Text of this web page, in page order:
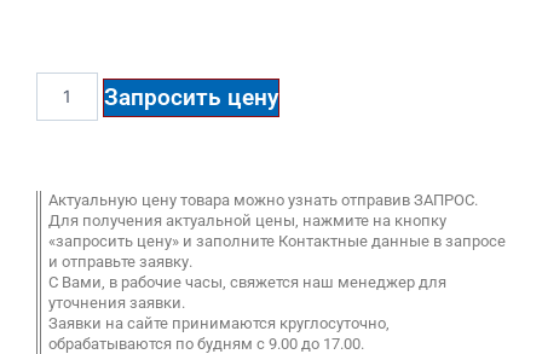
Запросить цену
Актуальную цену товара можно узнать отправив ЗАПРОС.
Для получения актуальной цены, нажмите на кнопку
«запросить цену» и заполните Контактные данные в запросе
и отправьте заявку.
С Вами, в рабочие часы, свяжется наш менеджер для
уточнения заявки.
Заявки на сайте принимаются круглосуточно,
обрабатываются по будням с 9.00 до 17.00.